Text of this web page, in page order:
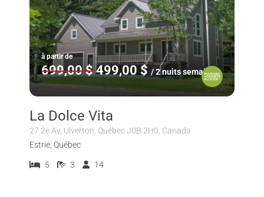
à partir de
699,00 $ 499,00 $ / 2 nuits semaine
La Dolce Vita
27 2e Av, Ulverton, Québec J0B 2H0, Canada
Estrie, Québec
5 3 14